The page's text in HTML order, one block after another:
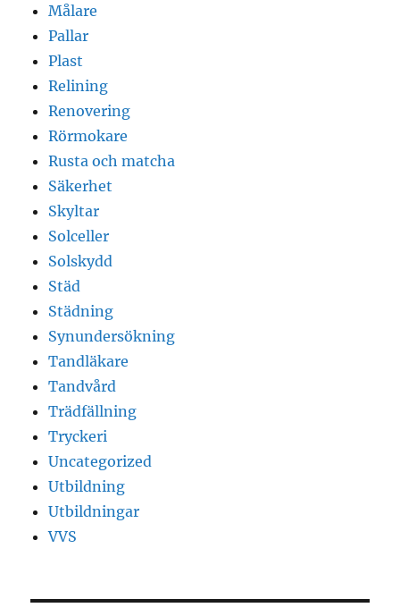
Målare
Pallar
Plast
Relining
Renovering
Rörmokare
Rusta och matcha
Säkerhet
Skyltar
Solceller
Solskydd
Städ
Städning
Synundersökning
Tandläkare
Tandvård
Trädfällning
Tryckeri
Uncategorized
Utbildning
Utbildningar
VVS